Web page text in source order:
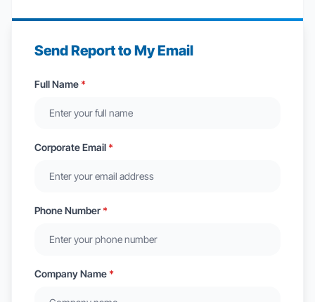
Send Report to My Email
Full Name *
Corporate Email *
Phone Number *
Company Name *